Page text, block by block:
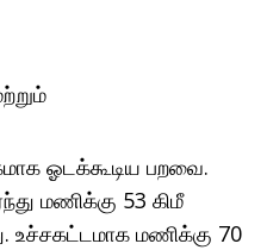
ஓடக்கூடிய பறவை.
மணிக்கு 53 கிமீ
உச்சகட்டமாக மணிக்கு 70